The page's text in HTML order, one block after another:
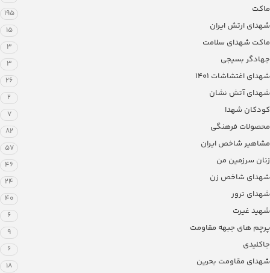
ماکت 195
شهدای ارتش ایران 15
ماکت شهدای سلامت 3
جهادگر بسیجی 3
شهدای اغتشاشات 1401 26
شهدای آتش نشان 2
کودکان شهدا 7
محصولات فرهنگی 82
مشاهیر شاخص ایران 57
زنان سرزمین من 46
شهدای شاخص زن 24
شهدای ترور 40
شهید غیرت 6
پرچم های جبهه مقاومت 9
جاکلیدی 6
شهدای مقاومت بحرین 18